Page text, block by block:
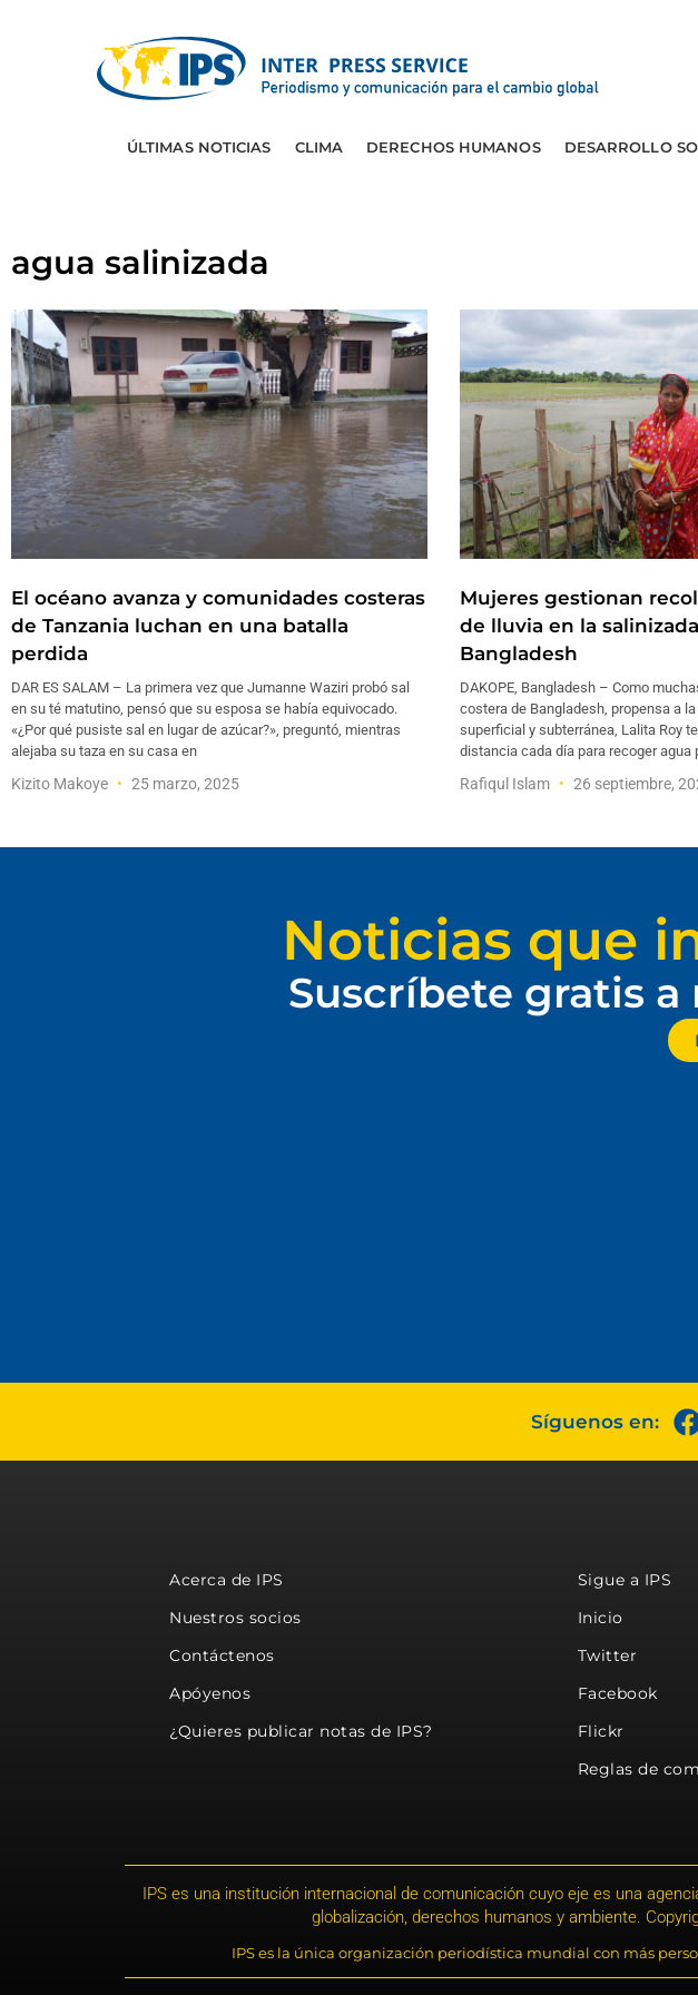
ÚLTIMAS NOTICIAS CLIMA DERECHOS HUMANOS DESARROLLO
agua salinizada
El océano avanza y comunidades costeras
de Tanzania luchan en una batalla
perdida
DAR ES SALAM – La primera vez que Jumanne Waziri probó sal
en su té matutino, pensó que su esposa se había equivocado.
«¿Por qué pusiste sal en lugar de azúcar?», preguntó, mientras
alejaba su taza en su casa en
Kizito Makoye 25 marzo, 2025
Mujeres gestionan
de lluvia en la
Bangladesh
DAKOPE, Bangladesh – Como
costera de Bangladesh, propensa a
superficial y subterránea, Lalita Roy
distancia cada día para recoger agua
Rafiqul Islam 26 septiembre,
Noticias que
Suscríbete gratis
Síguenos en:
Acerca de IPS
Nuestros socios
Contáctenos
Apóyenos
¿Quieres publicar notas de IPS?
Sigue a IPS
Inicio
Twitter
Facebook
Flickr
Reglas de
IPS es una institución internacional de comunicación cuyo eje es una
globalización, derechos humanos y ambiente.
IPS es la única organización periodística mundial con más